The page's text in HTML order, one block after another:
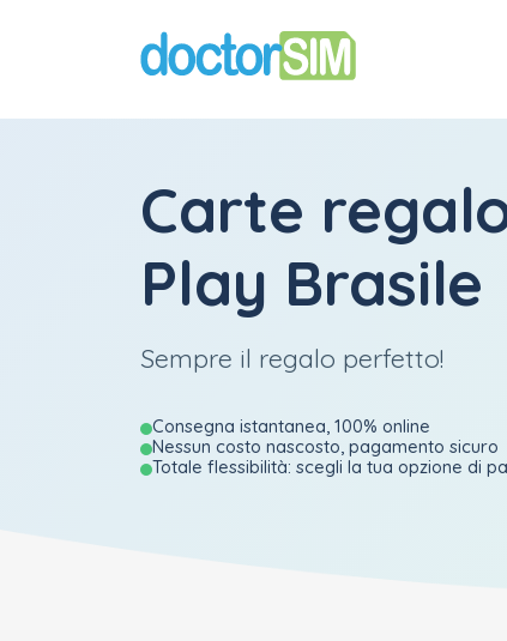
Carte
Play Brasile
Sempre il regalo perfetto!
Consegna istantanea, 100% online
Nessun costo nascosto, pagamento sicuro
Totale flessibilità: scegli la tua opzione di